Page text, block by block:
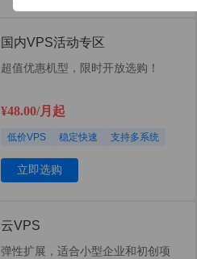
国内VPS活动专区
超值优惠机型，限时开放选购！
¥48.00/月起
低价VPS 稳定快速 支持多系统
立即选购
云VPS
弹性扩展，适合小型企业和初创项